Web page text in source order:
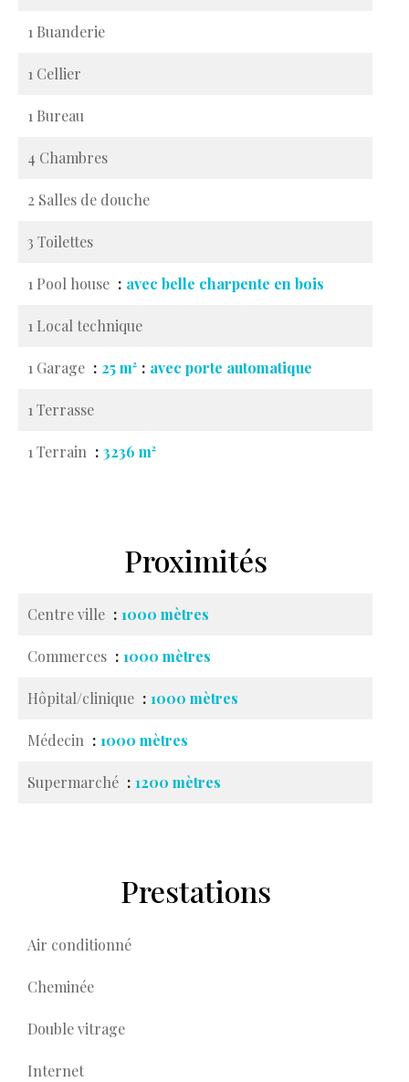
1 Buanderie
1 Cellier
1 Bureau
4 Chambres
2 Salles de douche
3 Toilettes
1 Pool house avec belle charpente en bois
1 Local technique
1 Garage 25 m² avec porte automatique
1 Terrasse
1 Terrain 3236 m²
Proximités
Centre ville 1000 mètres
Commerces 1000 mètres
Hôpital/clinique 1000 mètres
Médecin 1000 mètres
Supermarché 1200 mètres
Prestations
Air conditionné
Cheminée
Double vitrage
Internet